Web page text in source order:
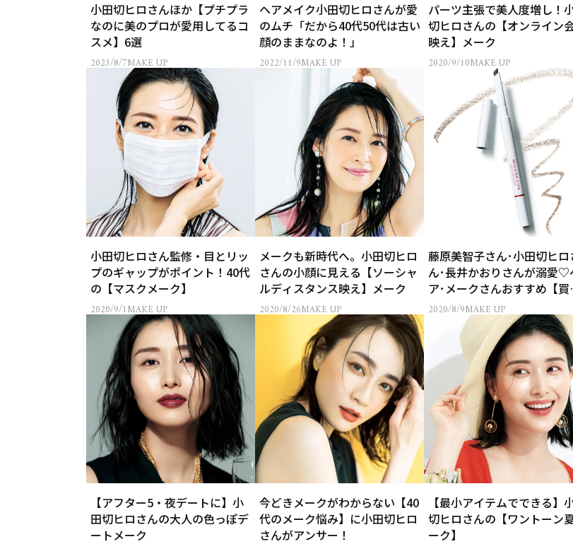
小田切ヒロさんほか【プチプラ
なのに美のプロが愛用してるコ
スメ】6選
2023/8/7MAKE UP
ヘアメイク小田切ヒロさんが愛
のムチ「だから40代50代は古い
顔のままなのよ！」
2022/11/9MAKE UP
パーツ主張で美人度増し！
切ヒロさんの【オンライン
映え】メーク
2020/9/10MAKE UP
小田切ヒロさん監修・目とリッ
プのギャップがポイント！40代
の【マスクメーク】
2020/9/1MAKE UP
メークも新時代へ。小田切ヒロ
さんの小顔に見える【ソーシャ
ルディスタンス映え】メーク
2020/8/26MAKE UP
藤原美智子さん･小田切ヒロ
ん･長井かおりさんが溺愛♡
ア･メークさんおすすめ【買
べきコスメ】
2020/8/9MAKE UP
【アフター5・夜デートに】小
田切ヒロさんの大人の色っぽデ
ートメーク
今どきメークがわからない【40
代のメーク悩み】に小田切ヒロ
さんがアンサー！
【最小アイテムでできる】
切ヒロさんの【ワントーン
ーク】